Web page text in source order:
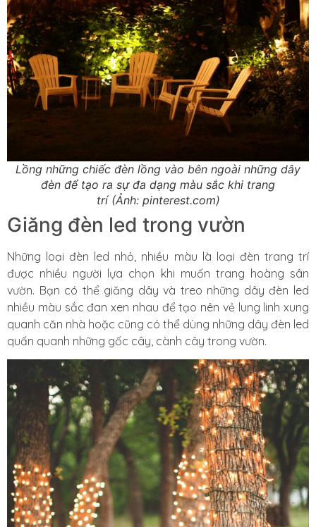
Lồng những chiếc đèn lồng vào bên ngoài những dây
đèn để tạo ra sự đa dạng màu sắc khi trang
trí (Ảnh: pinterest.com)
Giăng đèn led trong vườn
Những loại đèn led nhỏ, nhiều màu là loại đèn trang trí
được nhiều người lựa chọn khi muốn trang hoàng sân
vườn. Bạn có thể giăng dây và treo những dây đèn led
nhiều màu sắc đan xen nhau để tạo nên vẻ lung linh xung
quanh căn nhà hoặc cũng có thể dùng những dây đèn led
quấn quanh những gốc cây, cành cây trong vườn.